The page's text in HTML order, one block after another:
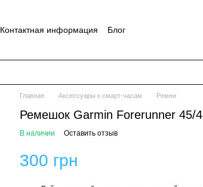
Контактная информация Блог
Главная Аксессуары к смарт-часам Ремни
Ремешок Garmin Forerunner 45/
В наличии Оставить отзыв
300 грн